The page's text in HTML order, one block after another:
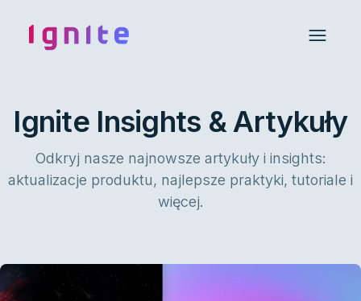
Ignite • Video Experience Cloud
Open
Ignite Insights & Artykuły
Odkryj nasze najnowsze artykuły i insights:
aktualizacje produktu, najlepsze praktyki, tutoriale i
więcej.